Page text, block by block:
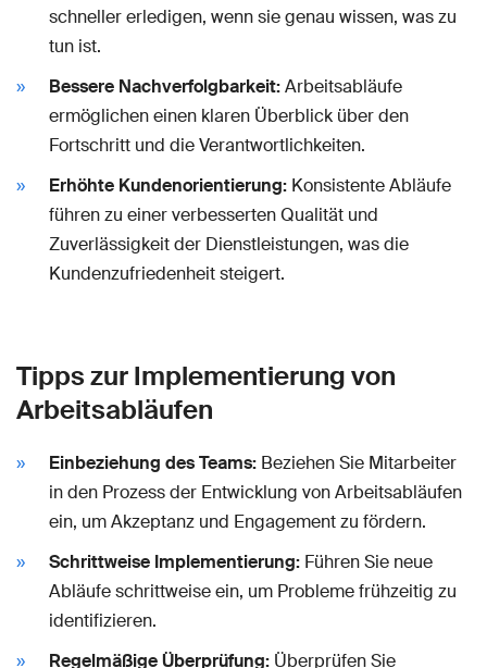
schneller erledigen, wenn sie genau wissen, was zu
tun ist.
Bessere Nachverfolgbarkeit:Arbeitsabläufe
ermöglichen einen klaren Überblick über den
Fortschritt und die Verantwortlichkeiten.
Erhöhte Kundenorientierung: Konsistente Abläufe
führen zu einer verbesserten Qualität und
Zuverlässigkeit der Dienstleistungen, was die
Kundenzufriedenheit steigert.
Tipps zur Implementierung von
Arbeitsabläufen
Einbeziehung des Teams: Beziehen Sie Mitarbeiter
in den Prozess der Entwicklung von Arbeitsabläufen
ein, um Akzeptanz und Engagement zu fördern.
Schrittweise Implementierung: Führen Sie neue
Abläufe schrittweise ein, um Probleme frühzeitig zu
identifizieren.
Regelmäßige Überprüfung: Überprüfen Sie